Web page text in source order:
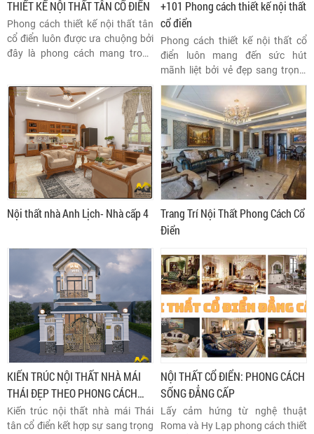
THIẾT KẾ NỘI THẤT TÂN CỔ ĐIỂN
Phong cách thiết kế nội thất tân
cổ điển luôn được ưa chuộng bởi
đây là phong cách mang trong
và sự tiện nghi hiện đại. Trong bài
viết này, hãy cùng AQ khám phá
các đặc điểm nổi bật của các mẫu
thiết kế nội thất tân cổ điển.
+101 Phong cách thiết kế nội thất
cổ điển
Phong cách thiết kế nội thất cổ
điển luôn mang đến sức hút
mãnh liệt bởi vẻ đẹp sang trọng,
quý phái và tinh tế. Lấy cảm hứng
từ những giá trị nghệ thuật, kiến
trúc Châu Âu, phong cách này
không chỉ tôn vinh sự trường tồn
mà còn thể hiện đẳng cấp và gu
thẩm mỹ tinh tế của gia chủ.
Nội thất nhà Anh Lịch- Nhà cấp 4
Trang Trí Nội Thất Phong Cách Cổ
Điển
KIẾN TRÚC NỘI THẤT NHÀ MÁI
THÁI ĐẸP THEO PHONG CÁCH
TÂN CỔ ĐIỂN
Kiến trúc nội thất nhà mái Thái
tân cổ điển kết hợp sự sang trọng
NỘI THẤT CỔ ĐIỂN: PHONG CÁCH
SỐNG ĐẲNG CẤP
Lấy cảm hứng từ nghệ thuật
Roma và Hy Lạp phong cách thiết